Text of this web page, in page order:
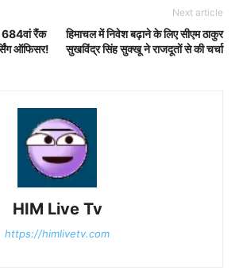
684वां रैंक
ऑफिसर!
Next article
हिमाचल में निवेश बढ़ाने के लिए सीएम ठाकुर
सुखविंद्र सिंह सुक्खू ने राजदूतों से की चर्चा
HIM Live Tv
https://himlivetv.com